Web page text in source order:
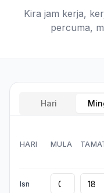
Kira jam kerja,
percuma,
Hari
HARI MULA
Isn